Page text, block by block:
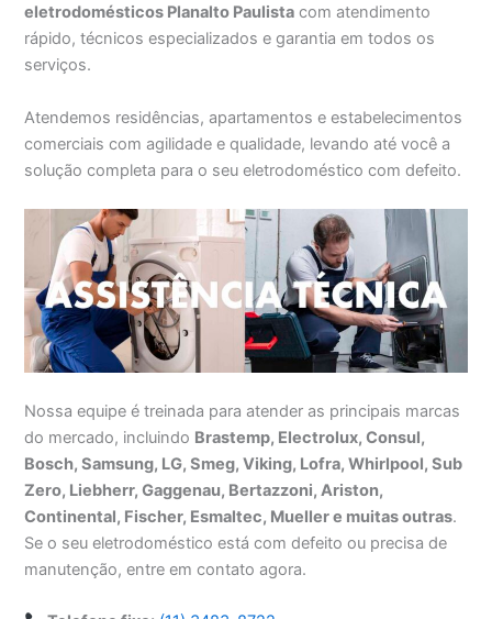
eletrodomésticos Planalto Paulista com atendimento
rápido, técnicos especializados e garantia em todos os
serviços.
Atendemos residências, apartamentos e estabelecimentos
comerciais com agilidade e qualidade, levando até você a
solução completa para o seu eletrodoméstico com defeito.
Nossa equipe é treinada para atender as principais marcas
do mercado, incluindo Brastemp, Electrolux, Consul,
Bosch, Samsung, LG, Smeg, Viking, Lofra, Whirlpool, Sub
Zero, Liebherr, Gaggenau, Bertazzoni, Ariston,
Continental, Fischer, Esmaltec, Mueller e muitas outras.
Se o seu eletrodoméstico está com defeito ou precisa de
manutenção, entre em contato agora.